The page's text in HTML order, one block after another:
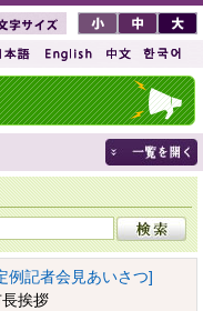
例記者会見あいさつ]
挨拶